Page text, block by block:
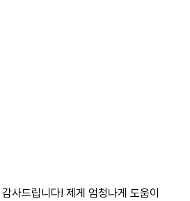
사드립니다! 제게 엄청나게 도움이